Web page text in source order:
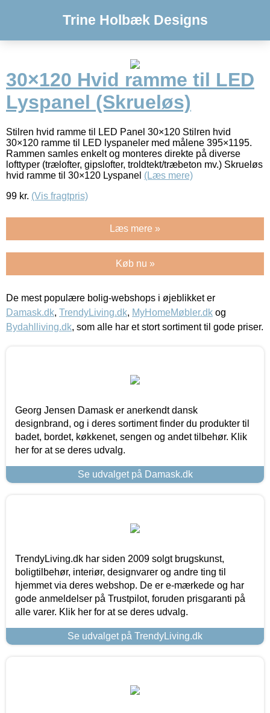
Trine Holbæk Designs
30×120 Hvid ramme til LED
Lyspanel (Skrueløs)
Stilren hvid ramme til LED Panel 30×120 Stilren hvid
30×120 ramme til LED lyspaneler med målene 395×1195.
Rammen samles enkelt og monteres direkte på diverse
lofttyper (trælofter, gipslofter, troldtekt/træbeton mv.) Skrueløs
hvid ramme til 30×120 Lyspanel (Læs mere)
99 kr. (Vis fragtpris)
Læs mere »
Køb nu »
De mest populære bolig-webshops i øjeblikket er
Damask.dk, TrendyLiving.dk, MyHomeMøbler.dk og
Bydahlliving.dk, som alle har et stort sortiment til gode priser.
Georg Jensen Damask er anerkendt dansk
designbrand, og i deres sortiment finder du produkter til
badet, bordet, køkkenet, sengen og andet tilbehør. Klik
her for at se deres udvalg.
Se udvalget på Damask.dk
TrendyLiving.dk har siden 2009 solgt brugskunst,
boligtilbehør, interiør, designvarer og andre ting til
hjemmet via deres webshop. De er e-mærkede og har
gode anmeldelser på Trustpilot, foruden prisgaranti på
alle varer. Klik her for at se deres udvalg.
Se udvalget på TrendyLiving.dk